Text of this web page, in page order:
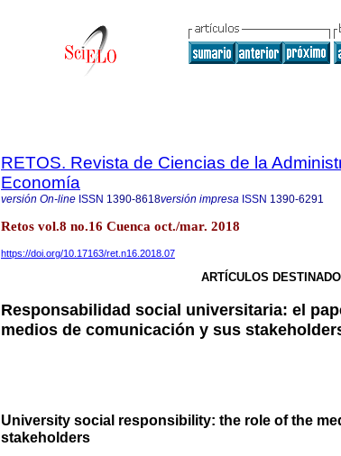
RETOS. Revista de Ciencias de la
Economía
versión On-line ISSN 1390-8618versión impresa ISSN 1390-6291
Retos vol.8 no.16 Cuenca oct./mar. 2018
https://doi.org/10.17163/ret.n16.2018.07
ARTÍCULOS
Responsabilidad social universitaria: el
medios de comunicación y sus
University social responsibility: the role of the
stakeholders